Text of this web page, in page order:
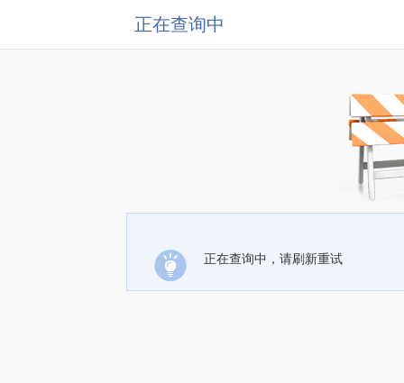
正在查询中
正在查询中，请刷新重试